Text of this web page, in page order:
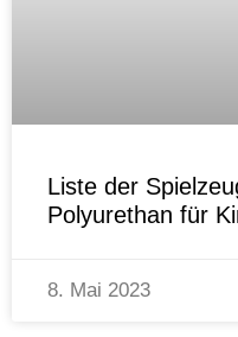
Liste der
Polyurethan für
8. Mai 2023